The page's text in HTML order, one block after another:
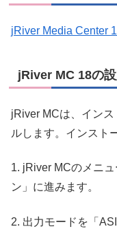
jRiver Media Center
jRiver MC 18の
jRiver MCは、イン
ルします。インスト
1. jRiver MCのメニ
ン」に進みます。
2. 出力モードを「